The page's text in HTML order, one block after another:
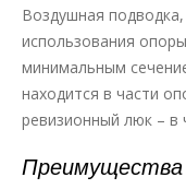
Воздушная
использования
минимальным
находится в части
ревизионный люк – в